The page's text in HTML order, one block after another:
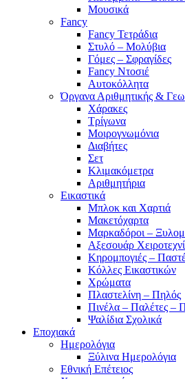
Μουσικά
Fancy
Fancy Τετράδια
Στυλό – Μολύβια
Γόμες – Σφραγίδες
Fancy Ντοσιέ
Αυτοκόλλητα
Όργανα Αριθμητικής &
Χάρακες
Τρίγωνα
Mοιρογνωμόνια
Διαβήτες
Σετ
Κλιμακόμετρα
Αριθμητήρια
Εικαστικά
Μπλοκ και Χαρτιά
Μακετόχαρτα
Μαρκαδόροι –
Αξεσουάρ
Κηρομπογιές –
Κόλλες Εικαστικών
Χρώματα
Πλαστελίνη – Πηλός
Πινέλα – Παλέτες –
Ψαλίδια Σχολικά
Εποχιακά
Ημερολόγια
Ξύλινα Ημερολόγια
Εθνική Επέτειος